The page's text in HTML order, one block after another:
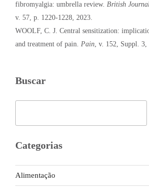
fibromyalgia: umbrella review. British
v. 57, p. 1220-1228, 2023.
WOOLF, C. J. Central sensitization:
and treatment of pain. Pain, v. 152, Suppl. 3,
Buscar
Categorias
Alimentação